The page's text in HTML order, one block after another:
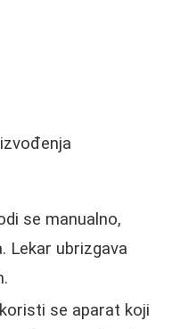
se manualno,
Lekar ubrizgava
se aparat koji